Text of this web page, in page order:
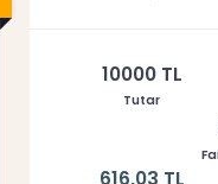
10000 TL
Tutar
616,03 TL